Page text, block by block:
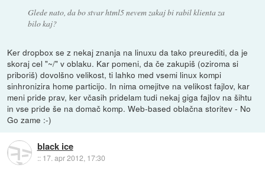
Glede nato, da bo stvar html5 nevem zakaj bi rabil klienta za
bilo kaj?
Ker dropbox se z nekaj znanja na linuxu da tako preurediti, da je
skoraj cel "~/" v oblaku. Kar pomeni, da če zakupiš (oziroma si
priboriš) dovolšno velikost, ti lahko med vsemi linux kompi
sinhronizira home particijo. In nima omejitve na velikost fajlov, kar
meni pride prav, ker včasih pridelam tudi nekaj giga fajlov na šihtu
in vse pride še na domač komp. Web-based oblačna storitev - No
Go zame :-)
black ice
:: 17. apr 2012, 17:30